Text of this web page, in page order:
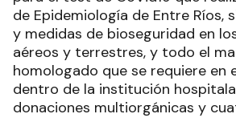
de Epidemiología de Entre Ríos,
y medidas de bioseguridad en
aéreos y terrestres, y todo el
homologado que se requiere en
dentro de la institución
donaciones multiorgánicas y